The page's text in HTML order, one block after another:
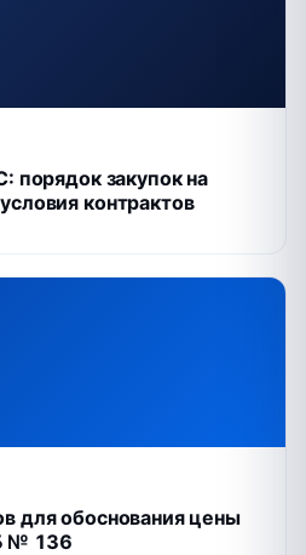
порядок закупок на
контрактов
для обоснования цены
№ 136